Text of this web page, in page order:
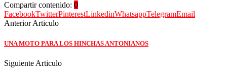
Compartir contenido: 0
FacebookTwitterPinterestLinkedinWhatsappTelegramEmail
Anterior Articulo
UNA MOTO PARA LOS HINCHAS ANTONIANOS
Siguiente Articulo